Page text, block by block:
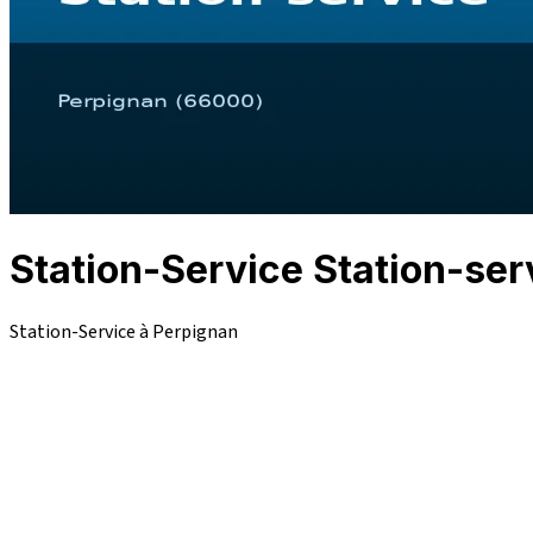
Station-Service Station-
Station-Service à Perpignan